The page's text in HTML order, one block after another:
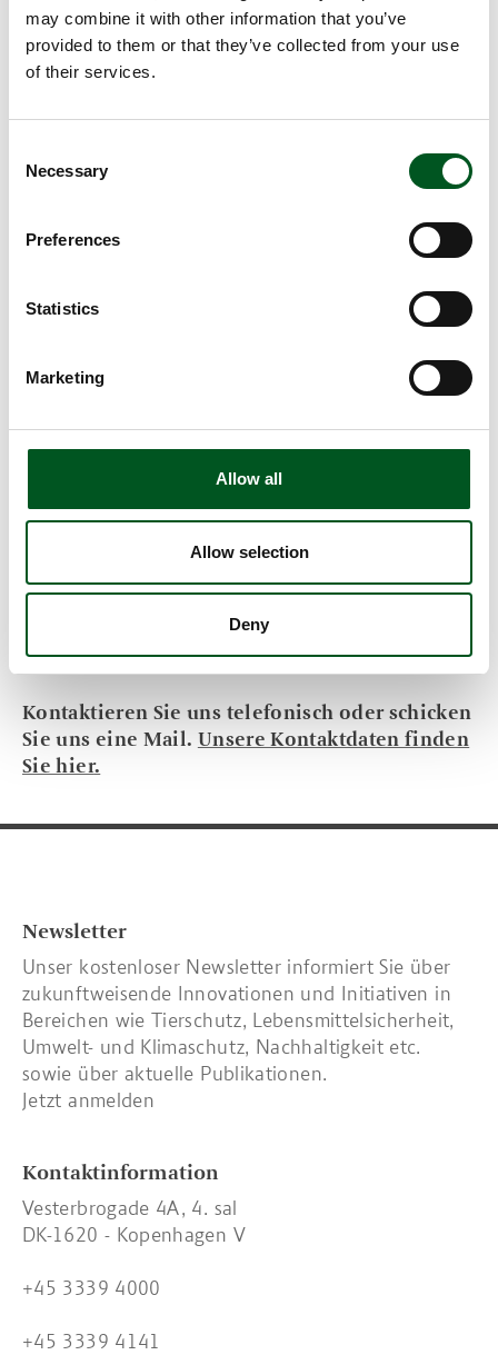
may combine it with other information that you’ve
provided to them or that they’ve collected from your use
of their services.
Selection
Necessary
Preferences
Statistics
Marketing
Allow all
Allow selection
Deny
Schwein, bieten Ihnen mehr als 400 Mitarbeiter
kompetente Beratung in allen möglichen Fragen,
von veterinären Themen bis hin zu Branchendaten
Fachinfo Schwein liefert Ihnen Expertenwissen in
Bereichen wie Tierschutz, Qualitätssicherung,
Nachhaltigkeit oder Umwelt- und Klimaschutz.
Theorie und Praxis
Entwicklung ebenso wie Praxisfragen im Umfeld
von Erzeugung und Schlachtung, Veredlung und
Gesetzgebung
Veterinäre Fragen
Marktdaten und -prognosen
Marktkommunikation.
Kontaktieren Sie uns telefonisch oder schicken
Sie uns eine Mail. Unsere Kontaktdaten finden
Sie hier.
Newsletter
Unser kostenloser Newsletter informiert Sie über
zukunftweisende Innovationen und Initiativen in
Bereichen wie Tierschutz, Lebensmittelsicherheit,
Umwelt- und Klimaschutz, Nachhaltigkeit etc.
sowie über aktuelle Publikationen.
Jetzt anmelden
Kontaktinformation
Vesterbrogade 4A, 4. sal
DK-1620 - Kopenhagen V
+45 3339 4000
+45 3339 4141